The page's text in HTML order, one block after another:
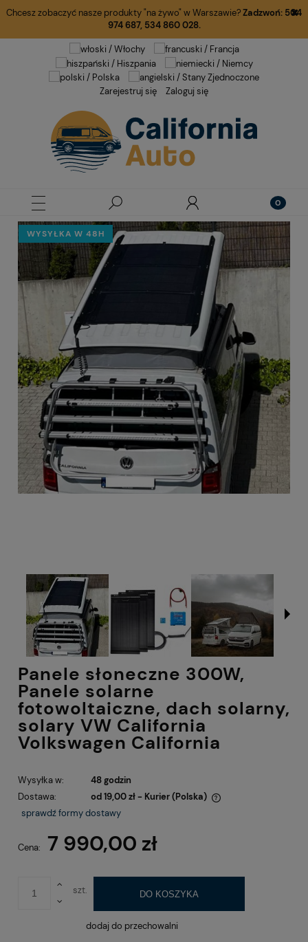
Chcesz zobaczyć nasze produkty "na żywo" w Warszawie?Zadzwoń: 504
974 687, 534 860 028.
Zarejestruj się Zaloguj się
WYSYŁKA W 48H
Panele słoneczne 300W,
Panele solarne
fotowoltaiczne, dach solarny,
solary VW California
Volkswagen California
Wysyłka w:
48 godzin
Dostawa:
od 19,00 zł - Kurier (Polska)
Cena nie zawiera ewentualnych kosztów płatności
sprawdź formy dostawy
Cena: 7 990,00 zł
szt. DO KOSZYKA
dodaj do przechowalni